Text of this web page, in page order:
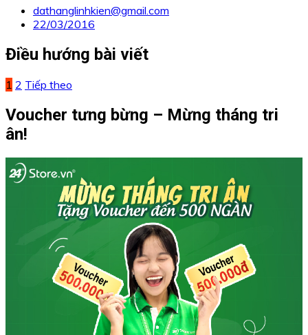
dathanglinhkien@gmail.com
22/03/2016
Điều hướng bài viết
1 2 Tiếp theo
Voucher tưng bừng – Mừng tháng tri
ân!